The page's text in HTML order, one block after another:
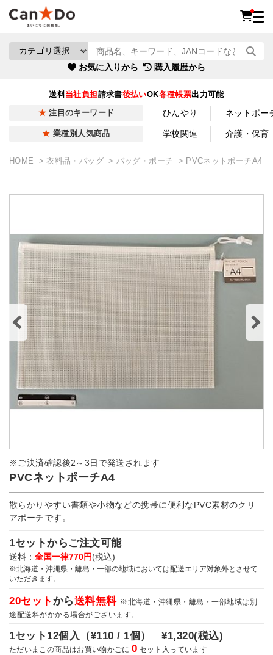
お気に入りから 購入履歴から
送料当社負担請求書後払いOK各種帳票出力可能
注目のキーワード ひんやり ネットポー
業種別人気商品 学校関連 介護・保育
HOME 衣料品・バッグ バッグ・ポーチ PVCネットポーチA4
※ご決済確認後2～3日で発送されます
PVCネットポーチA4
散らかりやすい書類や小物などの携帯に便利なPVC素材のクリ
アポーチです。
1セットからご注文可能
送料： 全国一律770円(税込)
※北海道・沖縄県・離島・一部の地域においては配送エリア対象外とさせて
いただきます。
20セット から送料無料 ※北海道・沖縄県・離島・一部地域は別
途配送料がかかる場合がございます。
1セット12個入（¥110 / 1個）¥1,320(税込)
ただいまこの商品はお買い物かごに0 セット入っています